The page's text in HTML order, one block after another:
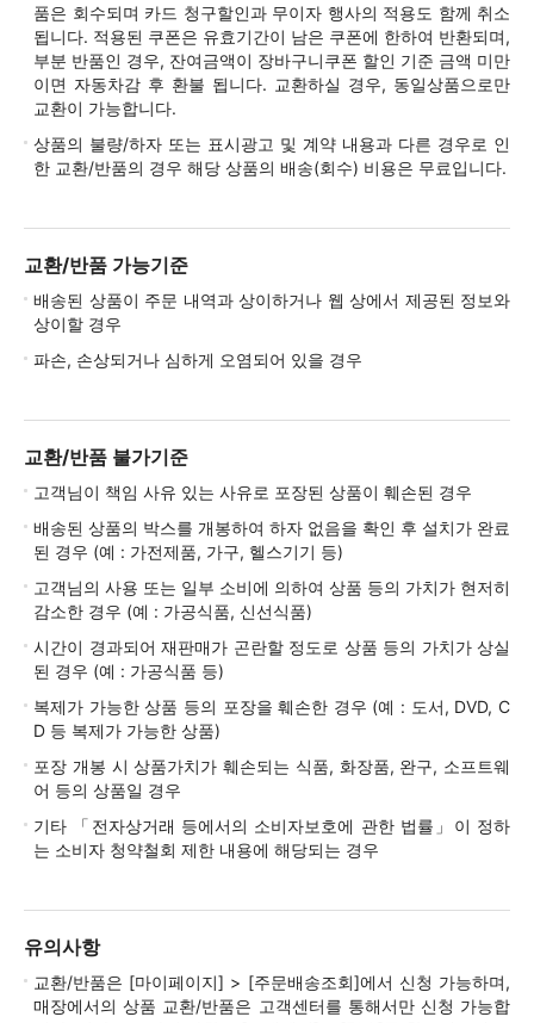
품은 회수되며 카드 청구할인과 무이자 행사의 적용도 함께 취소
됩니다. 적용된 쿠폰은 유효기간이 남은 쿠폰에 한하여 반환되며,
부분 반품인 경우, 잔여금액이 장바구니쿠폰 할인 기준 금액 미만
이면 자동차감 후 환불 됩니다. 교환하실 경우, 동일상품으로만
교환이 가능합니다.
상품의 불량/하자 또는 표시광고 및 계약 내용과 다른 경우로 인
한 교환/반품의 경우 해당 상품의 배송(회수) 비용은 무료입니다.
교환/반품 가능기준
배송된 상품이 주문 내역과 상이하거나 웹 상에서 제공된 정보와
상이할 경우
파손, 손상되거나 심하게 오염되어 있을 경우
교환/반품 불가기준
고객님이 책임 사유 있는 사유로 포장된 상품이 훼손된 경우
배송된 상품의 박스를 개봉하여 하자 없음을 확인 후 설치가 완료
된 경우 (예 : 가전제품, 가구, 헬스기기 등)
고객님의 사용 또는 일부 소비에 의하여 상품 등의 가치가 현저히
감소한 경우 (예 : 가공식품, 신선식품)
시간이 경과되어 재판매가 곤란할 정도로 상품 등의 가치가 상실
된 경우 (예 : 가공식품 등)
복제가 가능한 상품 등의 포장을 훼손한 경우 (예 : 도서, DVD, C
D 등 복제가 가능한 상품)
포장 개봉 시 상품가치가 훼손되는 식품, 화장품, 완구, 소프트웨
어 등의 상품일 경우
기타 「전자상거래 등에서의 소비자보호에 관한 법률」이 정하
는 소비자 청약철회 제한 내용에 해당되는 경우
유의사항
교환/반품은 [마이페이지] > [주문배송조회]에서 신청 가능하며,
매장에서의 상품 교환/반품은 고객센터를 통해서만 신청 가능합